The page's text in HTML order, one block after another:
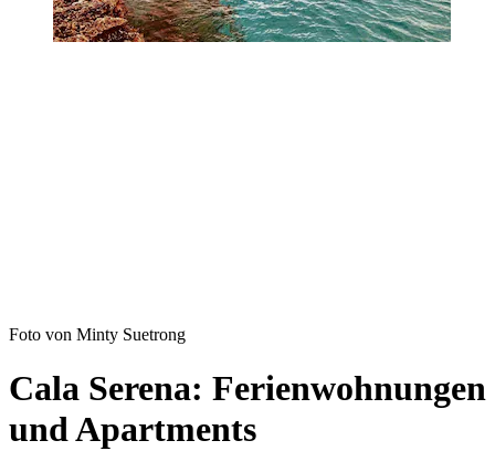
Foto von Minty Suetrong
Cala Serena: Ferienwohnungen
und Apartments